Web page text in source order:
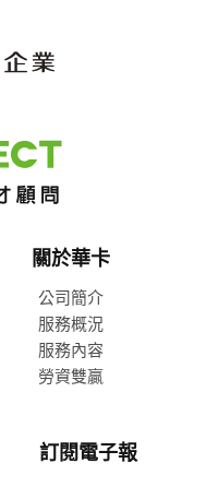
關於華卡
公司簡介
服務概況
服務內容
勞資雙贏
訂閱電子報